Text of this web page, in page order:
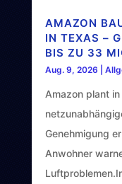
AMAZON
IN TEXAS –
BIS ZU 33
Aug. 9, 2026
Amazon plant
Genehmigung
Anwohner